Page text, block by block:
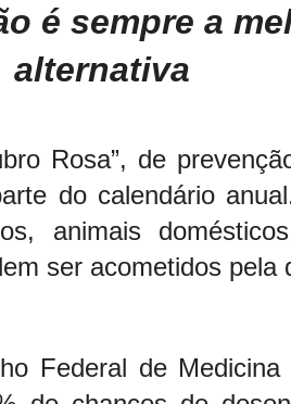
é sempre a
alternativa
Rosa”, de
do calendário
animais
ser acometidos pela
Federal de Medicina